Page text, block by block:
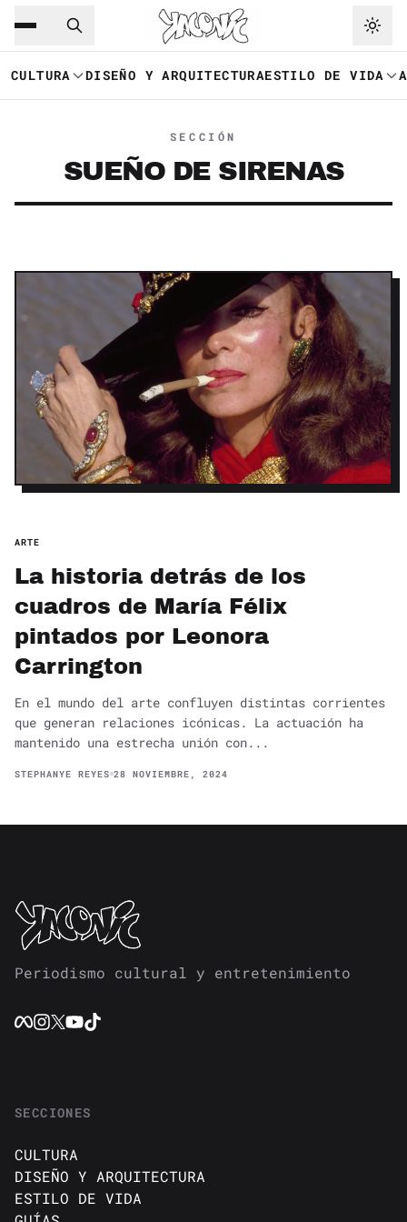
Saltar al contenido principal
CULTURA DISEÑO Y ARQUITECTURAESTILO DE VIDA
SECCIÓN
SUEÑO DE SIRENAS
ARTE
La historia detrás de los
cuadros de María Félix
pintados por Leonora
Carrington
En el mundo del arte confluyen distintas corrientes
que generan relaciones icónicas. La actuación ha
mantenido una estrecha unión con...
STEPHANYE REYES 28 NOVIEMBRE, 2024
Periodismo cultural y entretenimiento
SECCIONES
CULTURA
DISEÑO Y ARQUITECTURA
ESTILO DE VIDA